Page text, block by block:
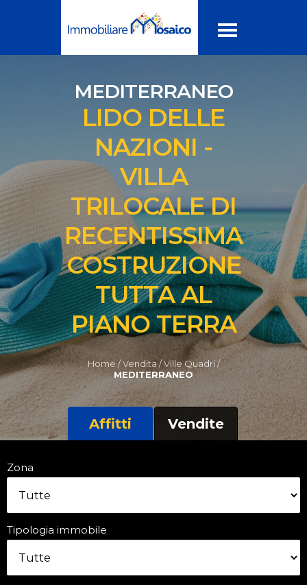
MEDITERRANEO
LIDO DELLE
NAZIONI -
VILLA
TRILOCALE DI
RECENTISSIMA
COSTRUZIONE
TUTTA AL
PIANO TERRA
Home / Vendita / Ville Quadri /
MEDITERRANEO
Affitti Vendite
Zona
Tipologia immobile